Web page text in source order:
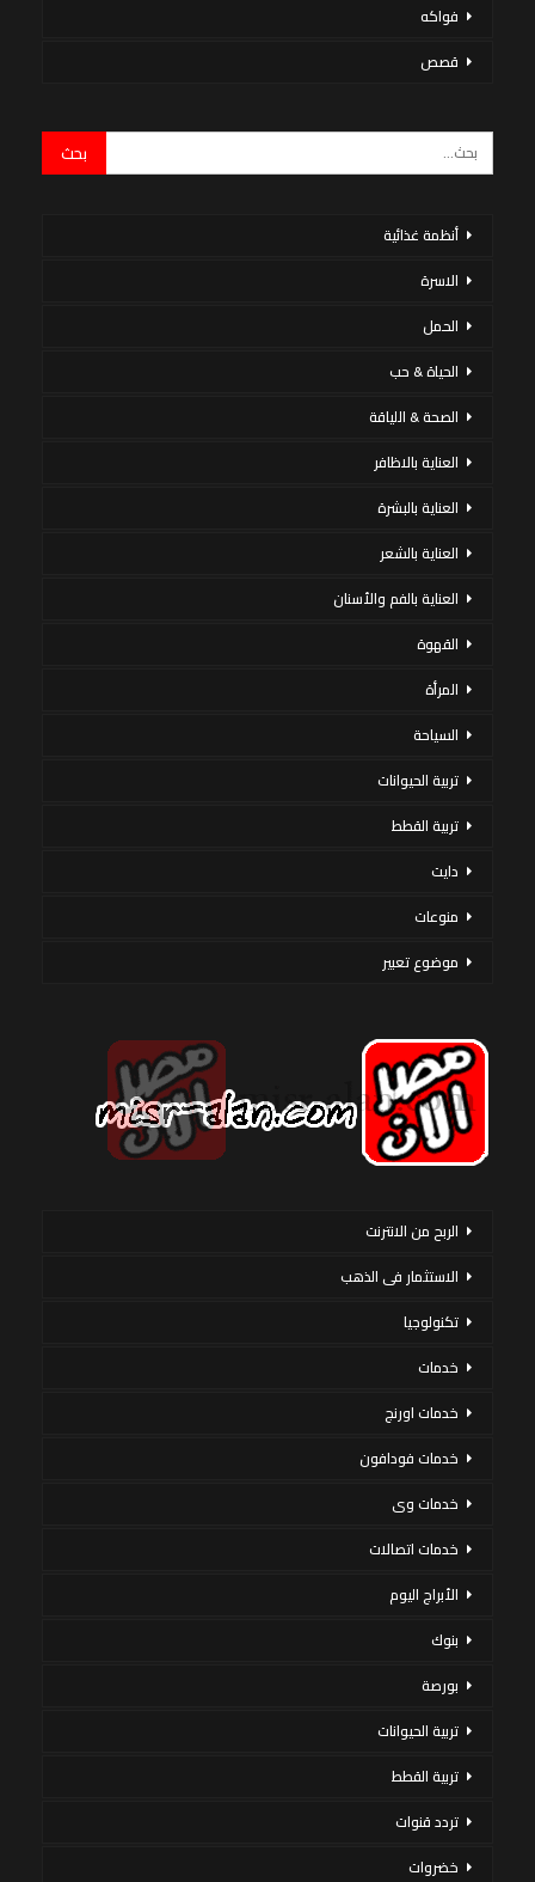
فواكه
قصص
أنظمة غذائية
الاسرة
الحمل
الحياة & حب
الصحة & اللياقة
العناية بالاظافر
العناية بالبشرة
العناية بالشعر
العناية بالفم والأسنان
القهوة
المرأة
السياحة
تربية الحيوانات
تربية القطط
دايت
منوعات
موضوع تعبير
الربح من الانترنت
الاستثمار فى الذهب
تكنولوجيا
خدمات
خدمات اورنج
خدمات فودافون
خدمات وى
خدمات اتصالات
الأبراج اليوم
بنوك
بورصة
تربية الحيوانات
تربية القطط
تردد قنوات
خضروات